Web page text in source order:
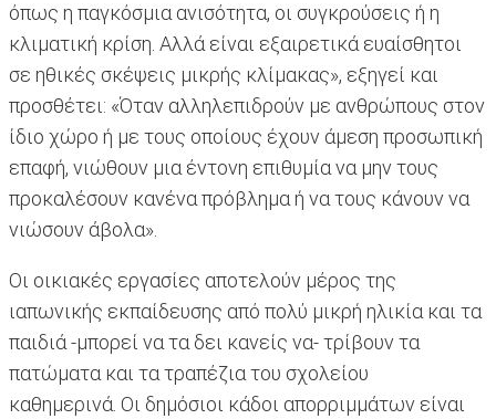
όπως η παγκόσμια ανισότητα, οι συγκρούσεις ή η
κλιματική κρίση. Αλλά είναι εξαιρετικά ευαίσθητοι
σε ηθικές σκέψεις μικρής κλίμακας», εξηγεί και
προσθέτει: «Όταν αλληλεπιδρούν με ανθρώπους στον
ίδιο χώρο ή με τους οποίους έχουν άμεση προσωπική
επαφή, νιώθουν μια έντονη επιθυμία να μην τους
προκαλέσουν κανένα πρόβλημα ή να τους κάνουν να
νιώσουν άβολα».
Οι οικιακές εργασίες αποτελούν μέρος της
ιαπωνικής εκπαίδευσης από πολύ μικρή ηλικία και τα
παιδιά -μπορεί να τα δει κανείς να- τρίβουν τα
πατώματα και τα τραπέζια του σχολείου
καθημερινά. Οι δημόσιοι κάδοι απορριμμάτων είναι